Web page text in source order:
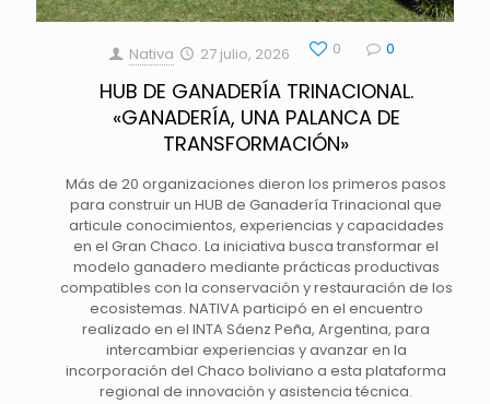
Nativa 27 julio, 2026 0 0
HUB DE GANADERÍA TRINACIONAL.
«GANADERÍA, UNA PALANCA DE
TRANSFORMACIÓN»
Más de 20 organizaciones dieron los primeros pasos
para construir un HUB de Ganadería Trinacional que
articule conocimientos, experiencias y capacidades
en el Gran Chaco. La iniciativa busca transformar el
modelo ganadero mediante prácticas productivas
compatibles con la conservación y restauración de los
ecosistemas. NATIVA participó en el encuentro
realizado en el INTA Sáenz Peña, Argentina, para
intercambiar experiencias y avanzar en la
incorporación del Chaco boliviano a esta plataforma
regional de innovación y asistencia técnica.